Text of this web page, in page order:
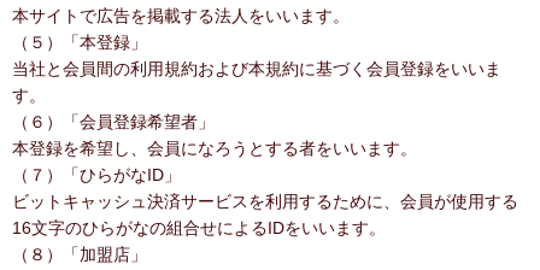
本サイトで広告を掲載する法人をいいます。
（５）「本登録」
当社と会員間の利用規約および本規約に基づく会員登録をいいま
す。
（６）「会員登録希望者」
本登録を希望し、会員になろうとする者をいいます。
（７）「ひらがなID」
ビットキャッシュ決済サービスを利用するために、会員が使用する
16文字のひらがなの組合せによるIDをいいます。
（８）「加盟店」